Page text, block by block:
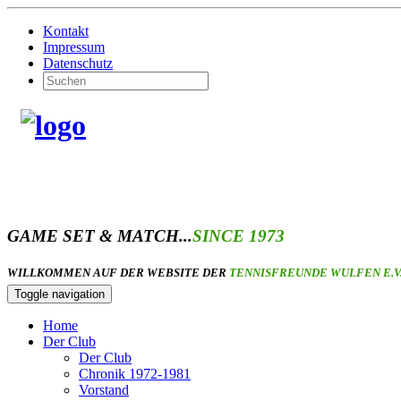
Kontakt
Impressum
Datenschutz
GAME SET & MATCH...SINCE 1973
WILLKOMMEN AUF DER WEBSITE DER TENNISFREUNDE WULFEN
Toggle navigation
Home
Der Club
Der Club
Chronik 1972-1981
Vorstand